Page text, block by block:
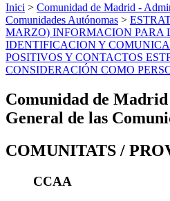
Inici > Comunidad de Madrid -
Comunidades Autónomas >
MARZO) INFORMACION PARA
IDENTIFICACION Y
POSITIVOS Y CONTACTOS
CONSIDERACIÓN COMO
Comunidad de
General de las
COMUNITATS /
CCAA